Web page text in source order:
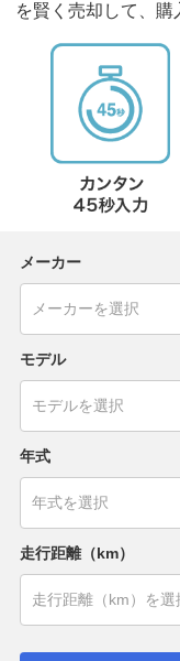
を賢く売却して、購
メーカー
モデル
年式
走行距離（km）